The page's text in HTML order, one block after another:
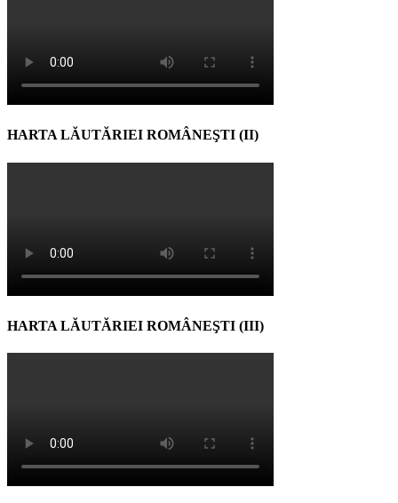
HARTA LĂUTĂRIEI ROMÂNEŞTI (II)
HARTA LĂUTĂRIEI ROMÂNEŞTI (III)